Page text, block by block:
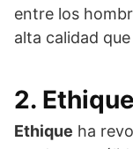
entre los
alta calidad
2. Ethique
Ethique ha